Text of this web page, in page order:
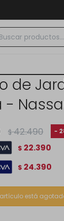
de
-
$ 42.490
$ 22.390
$ 24.390
artículo está